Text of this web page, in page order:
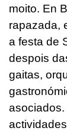
moito. En
rapazada,
a festa de
despois
gaitas,
asociados.